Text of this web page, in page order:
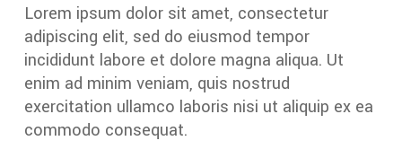
Lorem ipsum dolor sit amet, consectetur
adipiscing elit, sed do eiusmod tempor
incididunt labore et dolore magna aliqua. Ut
enim ad minim veniam, quis nostrud
exercitation ullamco laboris nisi ut aliquip ex ea
commodo consequat.